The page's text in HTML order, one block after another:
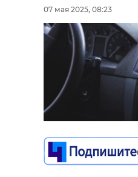
07 мая 2025, 08:23
07 мая 2025, 06:52
07 мая 2025, 06:25